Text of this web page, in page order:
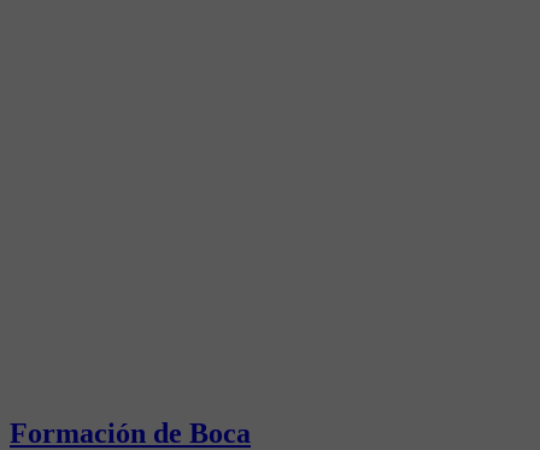
Formación de Boca